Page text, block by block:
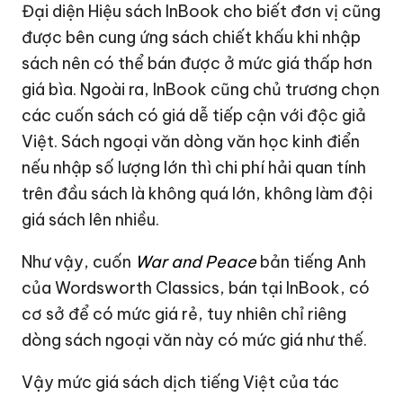
Đại diện Hiệu sách InBook cho biết đơn vị cũng
được bên cung ứng sách chiết khấu khi nhập
sách nên có thể bán được ở mức giá thấp hơn
giá bìa. Ngoài ra, InBook cũng chủ trương chọn
các cuốn sách có giá dễ tiếp cận với độc giả
Việt. Sách ngoại văn dòng văn học kinh điển
nếu nhập số lượng lớn thì chi phí hải quan tính
trên đầu sách là không quá lớn, không làm đội
giá sách lên nhiều.
Như vậy, cuốn War and Peacebản tiếng Anh
của Wordsworth Classics, bán tại InBook, có
cơ sở để có mức giá rẻ, tuy nhiên chỉ riêng
dòng sách ngoại văn này có mức giá như thế.
Vậy mức giá sách dịch tiếng Việt của tác